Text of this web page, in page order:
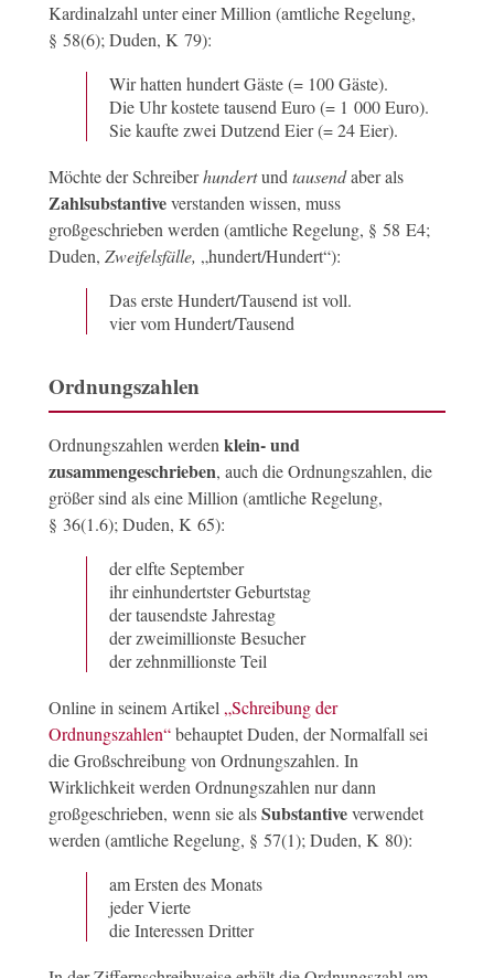
Kardinalzahl unter einer Million (amtliche Regelung,
§ 58(6); Duden, K 79):
Wir hatten hundert Gäste (= 100 Gäste).
Die Uhr kostete tausend Euro (= 1 000 Euro).
Sie kaufte zwei Dutzend Eier (= 24 Eier).
Möchte der Schreiberhundertund tausendaber als
Zahlsubstantiveverstanden wissen, muss
großgeschrieben werden (amtliche Regelung, § 58 E4;
Duden, Zweifelsfälle, „hundert/Hundert“):
Das erste Hundert/Tausend ist voll.
vier vom Hundert/Tausend
Ordnungszahlen
Ordnungszahlen werden klein- und
zusammengeschrieben, auch die Ordnungszahlen, die
größer sind als eine Million (amtliche Regelung,
§ 36(1.6); Duden, K 65):
der elfte September
ihr einhundertster Geburtstag
der tausendste Jahrestag
der zweimillionste Besucher
der zehnmillionste Teil
Online in seinem Artikel „Schreibung der
Ordnungszahlen“behauptet Duden, der Normalfall sei
die Großschreibung von Ordnungszahlen. In
Wirklichkeit werden Ordnungszahlen nur dann
großgeschrieben, wenn sie alsSubstantiveverwendet
werden (amtliche Regelung, § 57(1); Duden, K 80):
am Ersten des Monats
jeder Vierte
die Interessen Dritter